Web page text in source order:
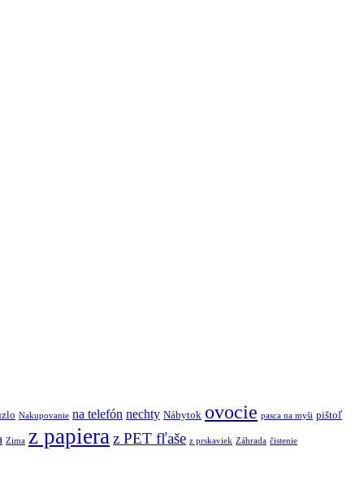
Nakupovanie na telefón nechty Nábytok ovocie pasca na myši pištoľ
Zima z papiera z PET fľaše z prskaviek Záhrada čistenie